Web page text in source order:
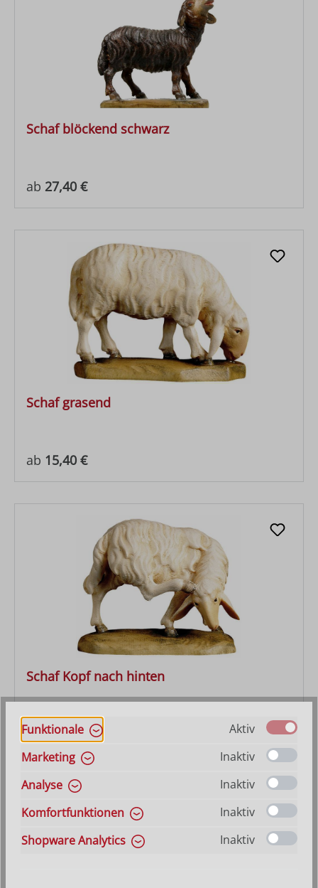
Schaf blöckend schwarz
Regulärer Preis:
ab 27,40 €
Schaf grasend
Regulärer Preis:
ab 15,40 €
Schaf Kopf nach hinten
Regulärer Preis:
ab17,40 €
Funktionale
Aktiv
Marketing
Inaktiv
Analyse
Inaktiv
Komfortfunktionen
Inaktiv
Shopware Analytics
Inaktiv